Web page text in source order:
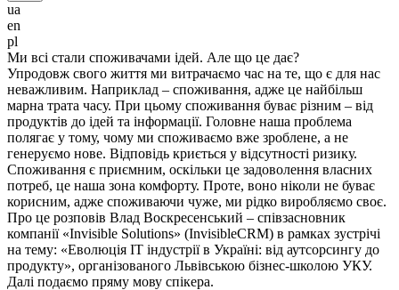
ua
en
pl
Ми всі стали споживачами ідей. Але що це дає?
Упродовж свого життя ми витрачаємо час на те, що є для нас
неважливим. Наприклад – споживання, адже це найбільш
марна трата часу. При цьому споживання буває різним – від
продуктів до ідей та інформації. Головне наша проблема
полягає у тому, чому ми споживаємо вже зроблене, а не
генеруємо нове. Відповідь криється у відсутності ризику.
Споживання є приємним, оскільки це задоволення власних
потреб, це наша зона комфорту. Проте, воно ніколи не буває
корисним, адже споживаючи чуже, ми рідко виробляємо своє.
Про це розповів Влад Воскресенський – співзасновник
компанії «Invisible Solutions» (InvisibleCRM) в рамках зустрічі
на тему: «Еволюція IT індустрії в Україні: від аутсорсингу до
продукту», організованого Львівською бізнес-школою УКУ.
Далі подаємо пряму мову спікера.